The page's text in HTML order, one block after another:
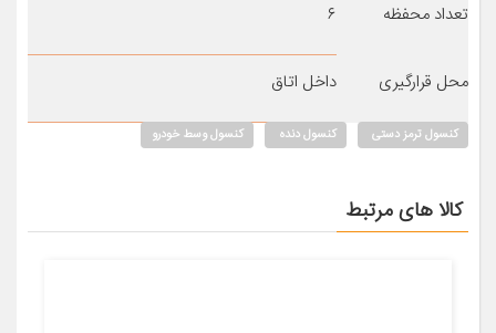
تعداد محفظه ۶
محل قرارگیری داخل اتاق
کنسول ترمز دستی کنسول دنده کنسول وسط خودرو
کالا های مرتبط